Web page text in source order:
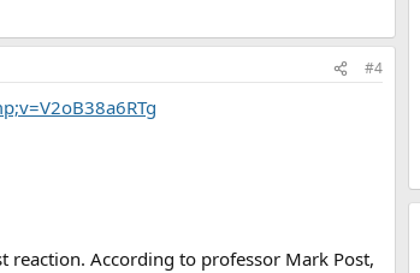
#4
According to professor Mark Post,